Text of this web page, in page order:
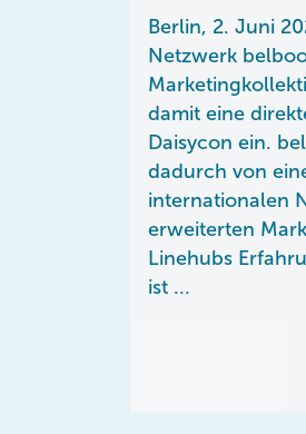
Berlin, 2. Juni
Netzwerk
damit eine
Daisycon ein.
dadurch von
internationalen
erweiterten
Linehubs
ist ...